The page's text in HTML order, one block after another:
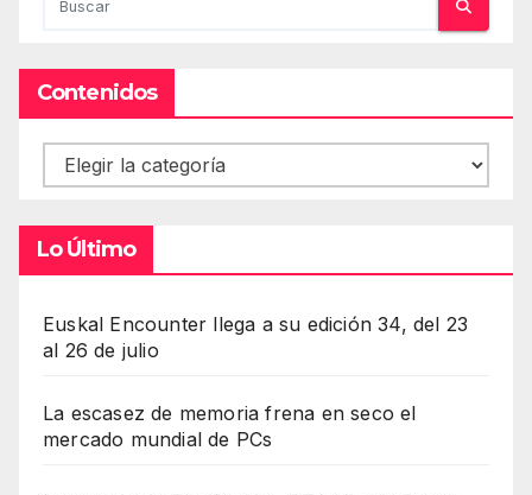
Contenidos
Contenidos
Lo Último
Euskal Encounter llega a su edición 34, del 23
al 26 de julio
La escasez de memoria frena en seco el
mercado mundial de PCs